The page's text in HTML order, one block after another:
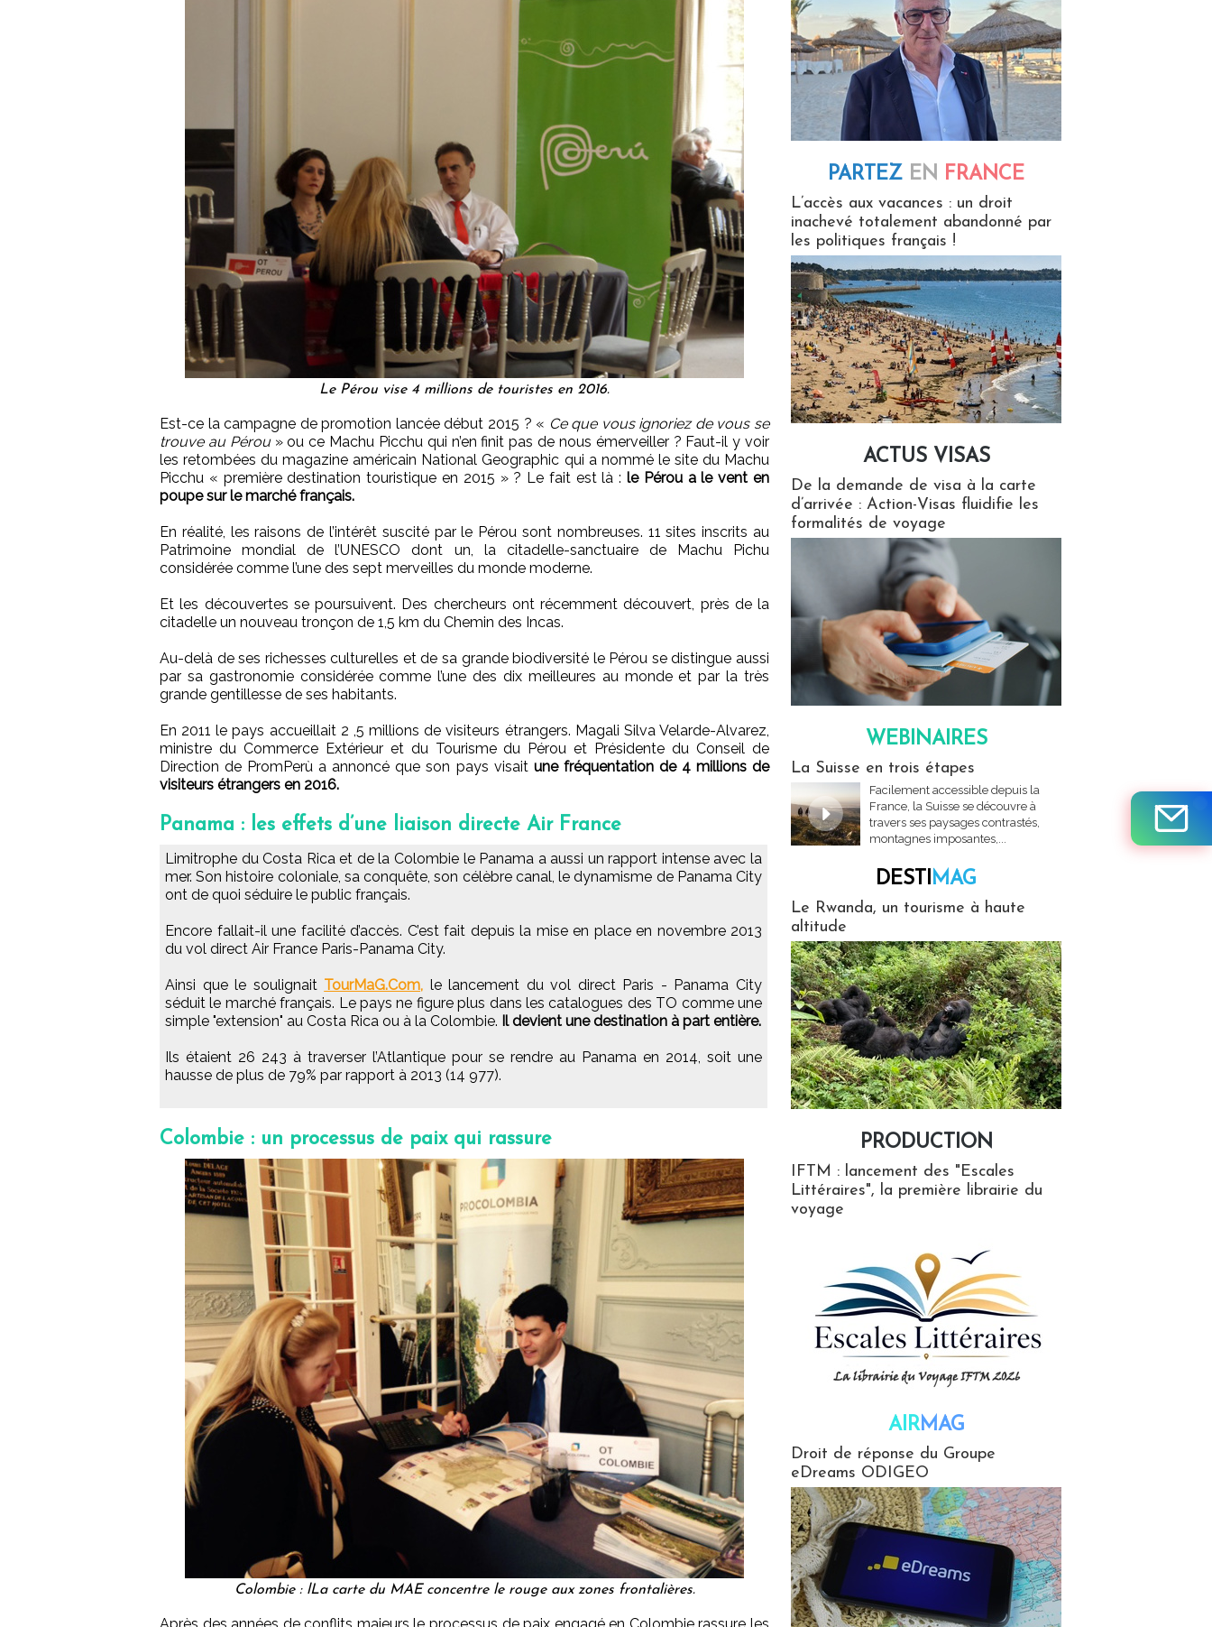
Le Pérou vise 4 millions de touristes en 2016.
Est-ce la campagne de promotion lancée début 2015 ? « Ce que vous ignoriez de vous se
trouve au Pérou» ou ce Machu Picchu qui n’en finit pas de nous émerveiller ? Faut-il y voir
les retombées du magazine américain National Geographic qui a nommé le site du Machu
Picchu « première destination touristique en 2015 » ? Le fait est là :le Pérou a le vent en
poupe sur le marché français.
En réalité, les raisons de l’intérêt suscité par le Pérou sont nombreuses. 11 sites inscrits au
Patrimoine mondial de l’UNESCO dont un, la citadelle-sanctuaire de Machu Pichu
considérée comme l’une des sept merveilles du monde moderne.
Et les découvertes se poursuivent. Des chercheurs ont récemment découvert, près de la
citadelle un nouveau tronçon de 1,5 km du Chemin des Incas.
Au-delà de ses richesses culturelles et de sa grande biodiversité le Pérou se distingue aussi
par sa gastronomie considérée comme l’une des dix meilleures au monde et par la très
grande gentillesse de ses habitants.
En 2011 le pays accueillait 2 ,5 millions de visiteurs étrangers. Magali Silva Velarde-Alvarez,
ministre du Commerce Extérieur et du Tourisme du Pérou et Présidente du Conseil de
Direction de PromPerù a annoncé que son pays visait une fréquentation de 4 millions de
visiteurs étrangers en 2016.
Panama : les effets d’une liaison directe Air France
Limitrophe du Costa Rica et de la Colombie le Panama a aussi un rapport intense avec la
mer. Son histoire coloniale, sa conquête, son célèbre canal, le dynamisme de Panama City
ont de quoi séduire le public français.
Encore fallait-il une facilité d’accès. C’est fait depuis la mise en place en novembre 2013
du vol direct Air France Paris-Panama City.
Ainsi que le soulignait TourMaG.Com, le lancement du vol direct Paris - Panama City
séduit le marché français. Le pays ne figure plus dans les catalogues des TO comme une
simple "extension" au Costa Rica ou à la Colombie. Il devient une destination à part entière.
Ils étaient 26 243 à traverser l’Atlantique pour se rendre au Panama en 2014, soit une
hausse de plus de 79% par rapport à 2013 (14 977).
Colombie : un processus de paix qui rassure
Colombie : lLa carte du MAE concentre le rouge aux zones frontalières.
PARTEZ EN FRANCE
L’accès aux vacances : un droit
inachevé totalement abandonné par
les politiques français !
ACTUS VISAS
De la demande de visa à la carte
d’arrivée : Action-Visas fluidifie les
formalités de voyage
WEBINAIRES
La Suisse en trois étapes
Facilement accessible depuis la
France, la Suisse se découvre à
travers ses paysages contrastés,
montagnes imposantes,...
DESTIMAG
Le Rwanda, un tourisme à haute
altitude
PRODUCTION
IFTM : lancement des "Escales
Littéraires", la première librairie du
voyage
AIRMAG
Droit de réponse du Groupe
eDreams ODIGEO